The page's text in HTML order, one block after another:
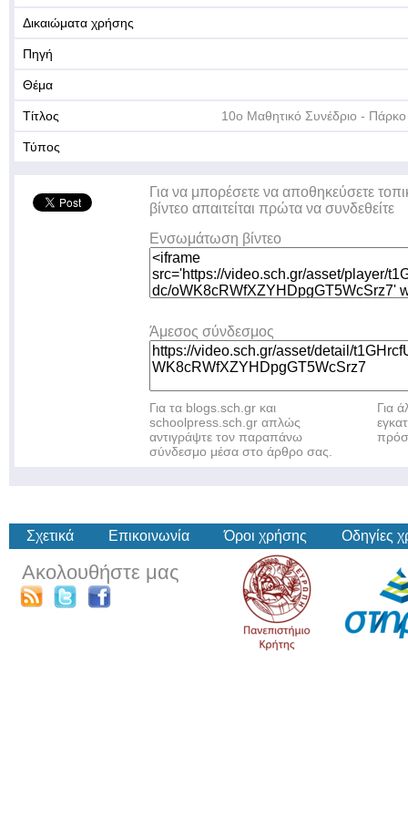
Δικαιώματα χρήσης
Πηγή
Θέμα
Τίτλος 10ο Μαθητικό Συνέδριο -
Τύπος
Για να μπορέσετε να αποθηκεύσετε
βίντεο απαιτείται πρώτα να συνδεθείτε
Ενσωμάτωση βίντεο
Άμεσος σύνδεσμος
Για τα blogs.sch.gr και
schoolpress.sch.gr απλώς
αντιγράψτε τον παραπάνω
σύνδεσμο μέσα στο άρθρο σας.
Για
Σχετικά Επικοινωνία Όροι χρήσης Οδηγίες
Ακολουθήστε μας